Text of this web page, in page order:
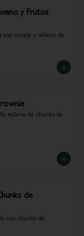
y Frutos
con canela y relleno de
rellena de chunks de
de
con chunks de